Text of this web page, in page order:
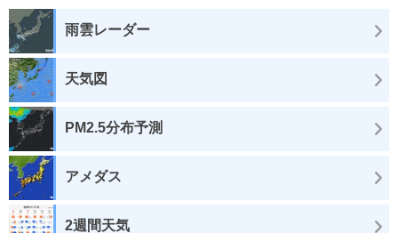
雨雲レーダー
天気図
PM2.5分布予測
アメダス
2週間天気